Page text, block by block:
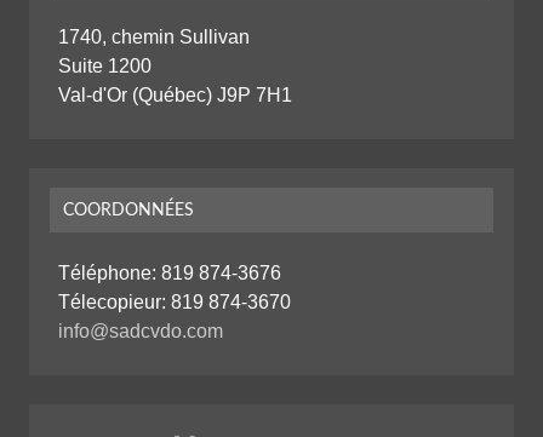
1740, chemin Sullivan
Suite 1200
Val-d'Or (Québec) J9P 7H1
COORDONNÉES
Téléphone: 819 874-3676
Télecopieur: 819 874-3670
info@sadcvdo.com